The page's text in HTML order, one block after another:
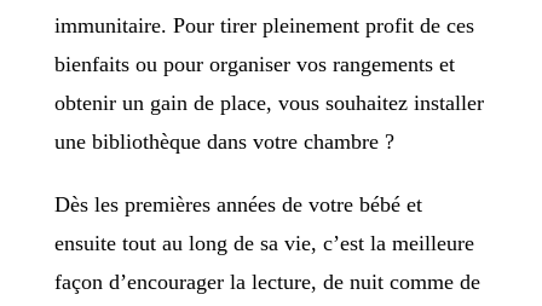
immunitaire. Pour tirer pleinement profit de ces
bienfaits ou pour organiser vos rangements et
obtenir un gain de place, vous souhaitez installer
une bibliothèque dans votre chambre ?
Dès les premières années de votre bébé et
ensuite tout au long de sa vie, c’est la meilleure
façon d’encourager la lecture, de nuit comme de